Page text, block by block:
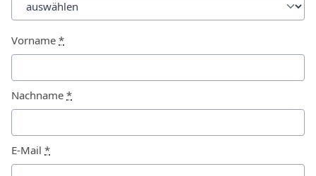
Vorname *
Nachname *
E-Mail *